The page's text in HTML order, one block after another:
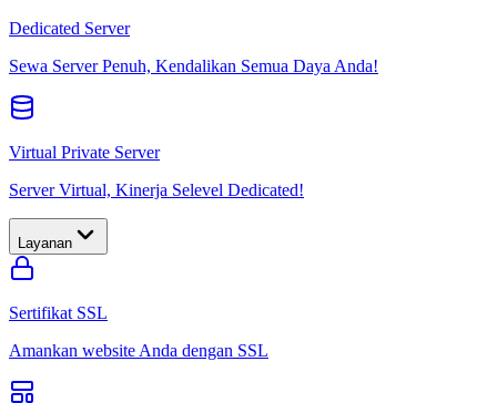
Dedicated Server
Sewa Server Penuh, Kendalikan Semua Daya Anda!
Virtual Private Server
Server Virtual, Kinerja Selevel Dedicated!
Layanan
Sertifikat SSL
Amankan website Anda dengan SSL